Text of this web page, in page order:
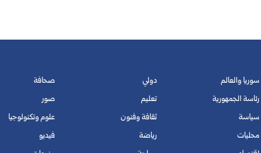
سوريا والعالم
رئاسة الجمهورية
سياسة
محليات
دولي
تعليم
ثقافة وفنون
رياضة
صحافة
صور
علوم وتكنولوجيا
فيديو